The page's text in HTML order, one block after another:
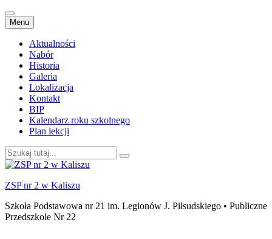
Menu Przejdź
do
treści
Aktualności
Nabór
Historia
Galeria
Lokalizacja
Kontakt
BIP
Kalendarz roku szkolnego
Plan lekcji
Szukaj:
ZSP nr 2 w Kaliszu
Szkoła Podstawowa nr 21 im. Legionów J. Piłsudskiego • Publiczne
Przedszkole Nr 22